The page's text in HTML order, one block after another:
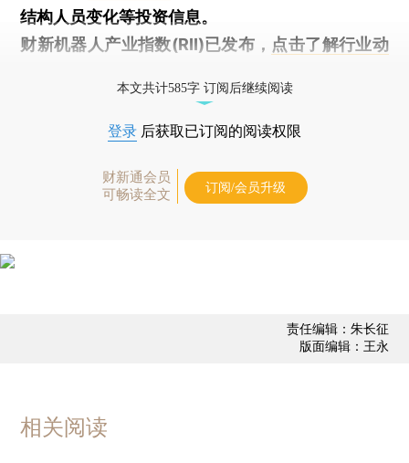
结构人员变化等投资信息。
财新机器人产业指数(RII)已发布， 点击了解行业动
本文共计585字 订阅后继续阅读
登录 后获取已订阅的阅读权限
财新通会员
可畅读全文
订阅/会员升级
责任编辑：朱长征
版面编辑：王永
相关阅读